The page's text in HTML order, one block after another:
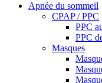
Apnée du sommeil
CPAP / PPC
PPC
PPC
Masques